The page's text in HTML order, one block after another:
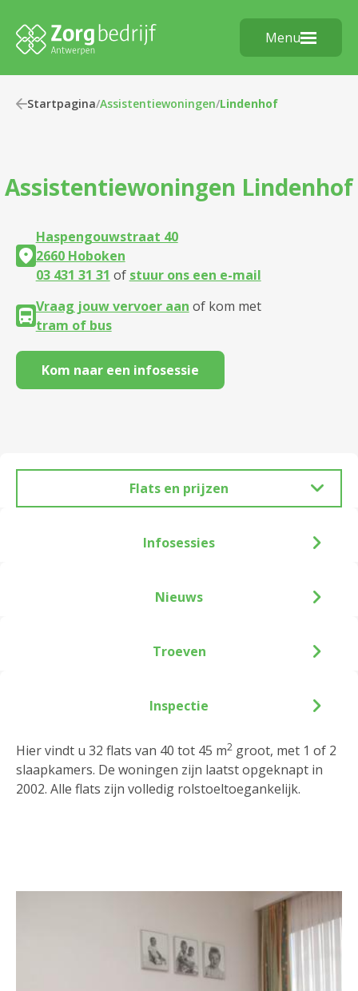
Menu
Startpagina/Assistentiewoningen/Lindenhof
Assistentiewoningen Lindenhof
Haspengouwstraat 40
2660 Hoboken
03 431 31 31 of stuur ons een e-mail
Vraag jouw vervoer aan of kom met
tram of bus
Kom naar een infosessie
Flats en prijzen
Hier vindt u 32 flats van 40 tot 45 m2 groot, met 1 of 2
slaapkamers. De woningen zijn laatst opgeknapt in
2002. Alle flats zijn volledig rolstoeltoegankelijk.
Infosessies
Nieuws
Troeven
Inspectie